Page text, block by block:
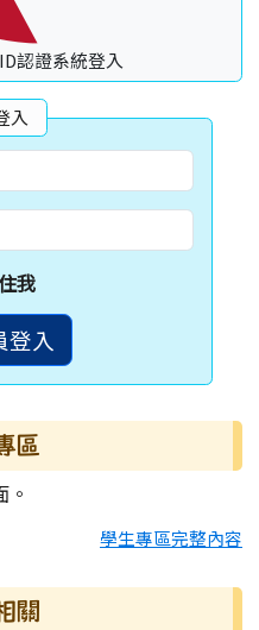
認證系統登入
入
我
入
區
學生專區完整內容
關